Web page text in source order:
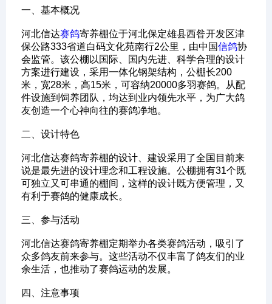
一、基本概况‌
河北信达赛鸽寄养棚位于河北保定雄县西昝开发区津
保公路333省道白码文化苑南行2公里，由中国信鸽协
会监管。该公棚以国际、国内先进、科学合理的设计
方案进行建设，采用一体化钢架结构，公棚长200
米，宽28米，高15米，可容纳20000多羽赛鸽。从配
件设施到饲养团队，均达到业内领先水平，为广大鸽
友创造一个心神向往的赛鸽净地。
‌二、设计特色‌
河北信达赛鸽寄养棚的设计、建设采用了全国目前来
说是最先进的设计理念和工程设施。公棚拥有31个既
可独立又可串通的棚间，这样的设计既方便管理，又
有利于赛鸽的健康成长。
‌三、参与活动‌
河北信达赛鸽寄养棚定期举办各类赛鸽活动，吸引了
众多鸽友前来参与。这些活动不仅丰富了鸽友们的业
余生活，也推动了赛鸽运动的发展。
‌四、注意事项‌